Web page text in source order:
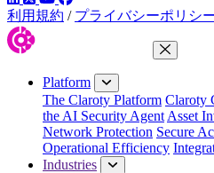
利用規約 / プライバシーポリシ
Close
Platform
The Claroty Platform Claroty
the AI Security Agent Asset
Network Protection Secure
Operational Efficiency
Industries